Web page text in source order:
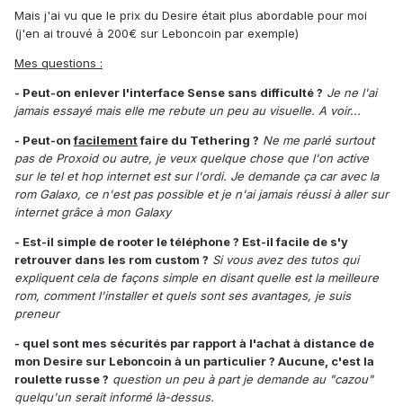
Mais j'ai vu que le prix du Desire était plus abordable pour moi
(j'en ai trouvé à 200€ sur Leboncoin par exemple)
Mes questions :
- Peut-on enlever l'interface Sense sans difficulté ? Je ne l'ai
jamais essayé mais elle me rebute un peu au visuelle. A voir...
- Peut-onfacilementfaire du Tethering ? Ne me parlé surtout
pas de Proxoid ou autre, je veux quelque chose que l'on active
sur le tel et hop internet est sur l'ordi. Je demande ça car avec la
rom Galaxo, ce n'est pas possible et je n'ai jamais réussi à aller sur
internet grâce à mon Galaxy
- Est-il simple de rooter le téléphone ? Est-il facile de s'y
retrouver dans les rom custom ? Si vous avez des tutos qui
expliquent cela de façons simple en disant quelle est la meilleure
rom, comment l'installer et quels sont ses avantages, je suis
preneur
- quel sont mes sécurités par rapport à l'achat à distance de
mon Desire sur Leboncoin à un particulier ? Aucune, c'est la
roulette russe ? question un peu à part je demande au "cazou"
quelqu'un serait informé là-dessus.